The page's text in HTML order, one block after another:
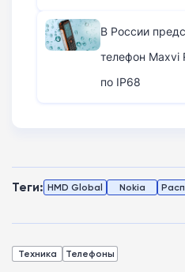
В России
телефон Maxvi
по IP68
Теги: HMD Global Nokia
Техника Телефоны